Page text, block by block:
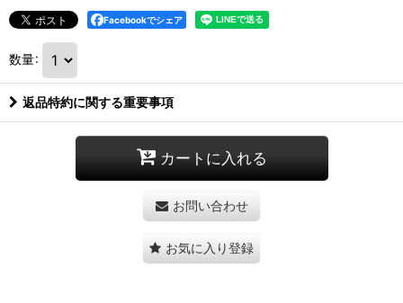
Facebookでシェア
数量:
返品特約に関する重要事項
カートに入れる
お問い合わせ
お気に入り登録